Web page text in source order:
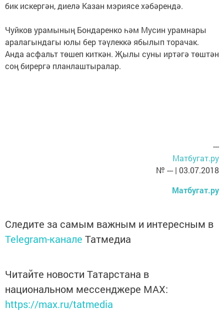
бик искергән, диелә Казан мэриясе хәбәрендә.
Чуйков урамының Бондаренко һәм Мусин урамнары
аралагындагы юлы бер тәүлеккә ябылып торачак.
Анда асфальт төшеп киткән. Җылы суны иртәгә төштән
соң бирергә планлаштыралар.
---
Матбугат.ру
№ --- | 03.07.2018
Матбугат.ру
Следите за самым важным и интересным в
Telegram-канале Татмедиа
Читайте новости Татарстана в
национальном мессенджере MАХ:
https://max.ru/tatmedia